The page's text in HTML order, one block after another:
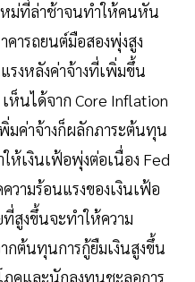
ม่ที่ล่าช้าจนทำให้คนหัน
คารถยนต์มือสองพุ่งสูง
งหลังค่าจ้างที่เพิ่มขึ้น
ห็นได้จาก Core Inflation
ค่าจ้างก็ผลักภาระต้นทุน
ห้เงินเฟ้อพุ่งต่อเนื่อง Fed
วามร้อนแรงของเงินเฟ้อ
ที่สูงขึ้นจะทำให้ความ
กต้นทุนการกู้ยืมเงินสูงขึ้น
ภคและนักลงทุนชะลอการ